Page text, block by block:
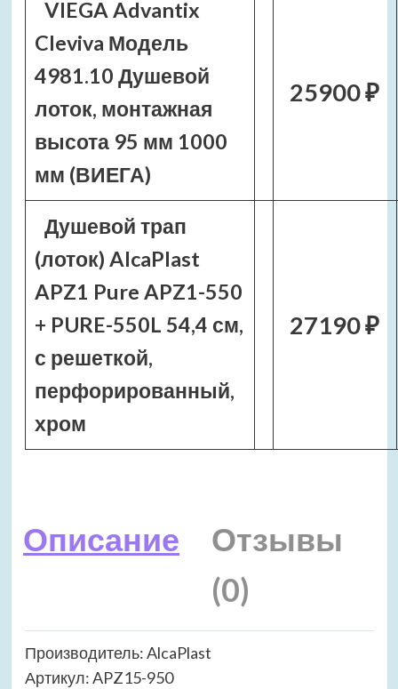
VIEGA Advantix
Cleviva Модель
4981.10 Душевой
лоток, монтажная
высота 95 мм 1000
мм (ВИЕГА)
25900 ₽
Душевой трап
(лоток) AlcaPlast
APZ1 Pure APZ1-550
+ PURE-550L 54,4 см,
с решеткой,
перфорированный,
хром
27190 ₽
Описание
Отзывы
(0)
Производитель: AlcaPlast
Артикул: APZ15-950